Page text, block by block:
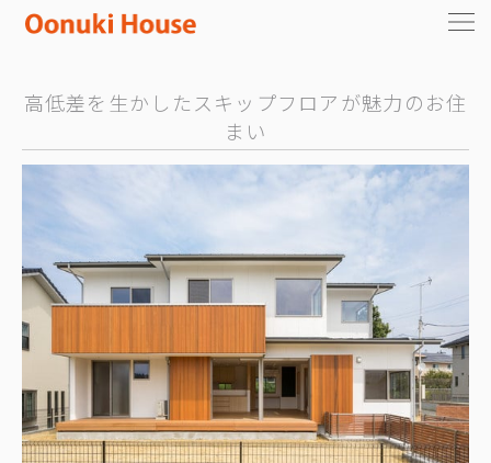
高低差を生かしたスキップフロアが魅力のお住
まい